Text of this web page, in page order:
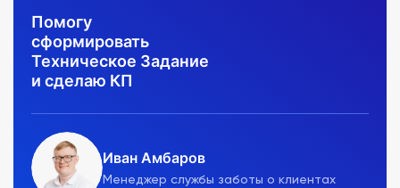
Помогу
сформировать
Техническое Задание
и сделаю КП
Иван Амбаров
Менеджер службы заботы о клиентах